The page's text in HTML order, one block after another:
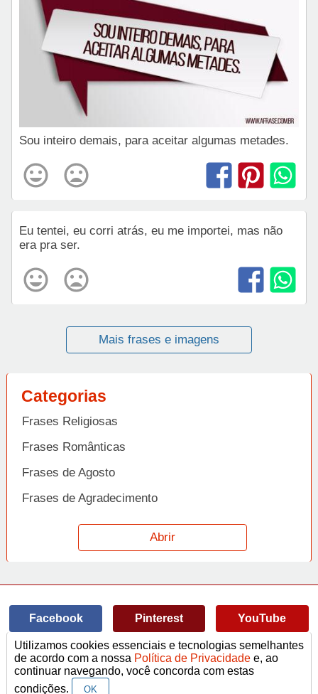
Sou inteiro demais, para aceitar algumas metades.
Eu tentei, eu corri atrás, eu me importei, mas não
era pra ser.
Mais frases e imagens
Categorias
Frases Religiosas
Frases Românticas
Frases de Agosto
Frases de Agradecimento
Frases de Amizade
Frases de Amor
Frases de Arrependimento
Frases de Atitude
Frases de Azar
Abrir
Facebook Pinterest YouTube
© Copyright 2014-2022A Frase.
Termos de Uso / Privacidade
Frases
Vídeos
contato@afrase.com.br
Utilizamos cookies essenciais e tecnologias semelhantes
de acordo com a nossa Política de Privacidade e, ao
continuar navegando, você concorda com estas
condições.
OK